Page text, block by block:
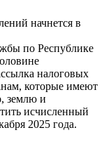
по Республике
налоговых
которые имеют
землю и
исчисленный
2025 года.